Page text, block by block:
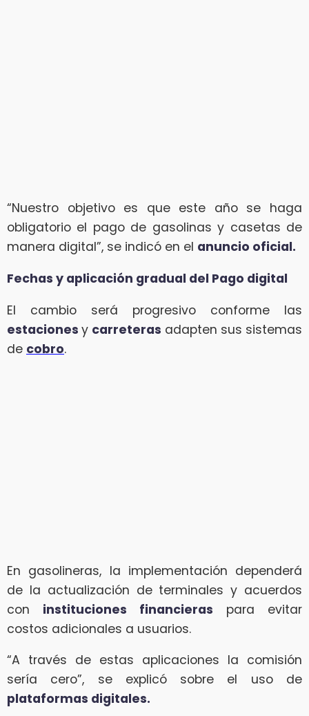
“Nuestro objetivo es que este año se haga
obligatorio el pago de gasolinas y casetas de
manera digital”, se indicó en el anuncio oficial.
Fechas y aplicación gradual del Pago digital
El cambio será progresivo conforme las
estacionesy carreteras adapten sus sistemas
de cobro.
En gasolineras, la implementación dependerá
de la actualización de terminales y acuerdos
con instituciones financieras para evitar
costos adicionales a usuarios.
“A través de estas aplicaciones la comisión
sería cero”, se explicó sobre el uso de
plataformas digitales.